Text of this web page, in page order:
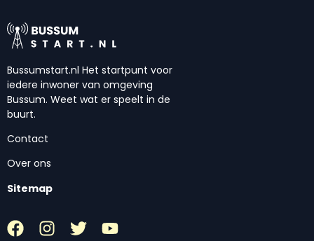
Bussumstart.nl Het startpunt voor
iedere inwoner van omgeving
Bussum. Weet wat er speelt in de
buurt.
Contact
Over ons
Sitemap